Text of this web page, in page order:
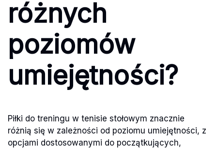
różnych
poziomów
umiejętności?
Piłki do treningu w tenisie stołowym znacznie
różnią się w zależności od poziomu umiejętności, z
opcjami dostosowanymi do początkujących,